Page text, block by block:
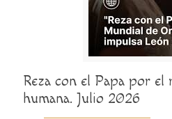
Reza con el Papa por el
humana. Julio 2026